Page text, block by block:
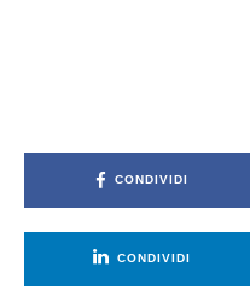
CONDIVIDI
CONDIVIDI